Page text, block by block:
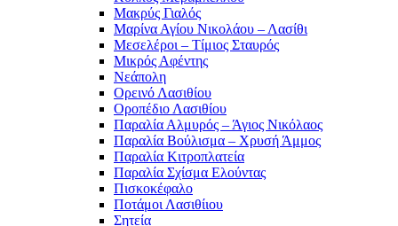
Μακρύς Γιαλός
Μαρίνα Αγίου Νικολάου – Λασίθι
Μεσελέροι – Τίμιος Σταυρός
Μικρός Αφέντης
Νεάπολη
Ορεινό Λασιθίου
Οροπέδιο Λασιθίου
Παραλία Αλμυρός – Άγιος Νικόλαος
Παραλία Βούλισμα – Χρυσή Άμμος
Παραλία Κιτροπλατεία
Παραλία Σχίσμα Ελούντας
Πισκοκέφαλο
Ποτάμοι Λασιθίιου
Σητεία